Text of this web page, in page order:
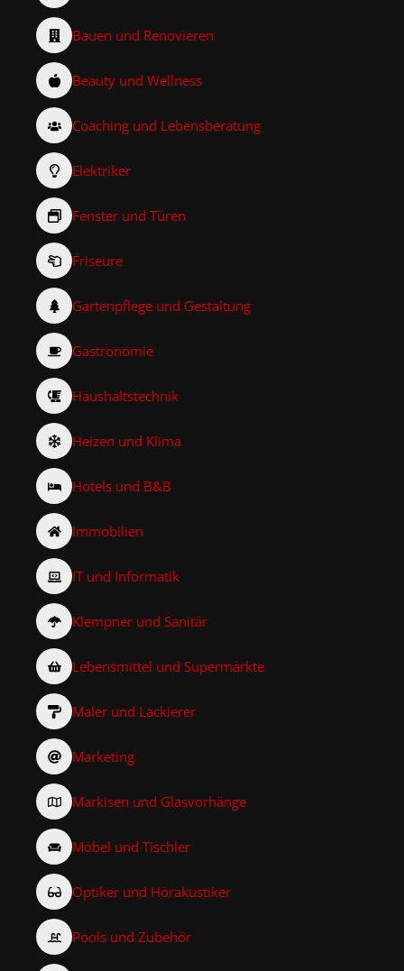
Bauen und Renovieren
Beauty und Wellness
Coaching und Lebensberatung
Elektriker
Fenster und Türen
Friseure
Gartenpflege und Gestaltung
Gastronomie
Haushaltstechnik
Heizen und Klima
Hotels und B&B
Immobilien
IT und Informatik
Klempner und Sanitär
Lebensmittel und Supermärkte
Maler und Lackierer
Marketing
Markisen und Glasvorhänge
Möbel und Tischler
Optiker und Hörakustiker
Pools und Zubehör